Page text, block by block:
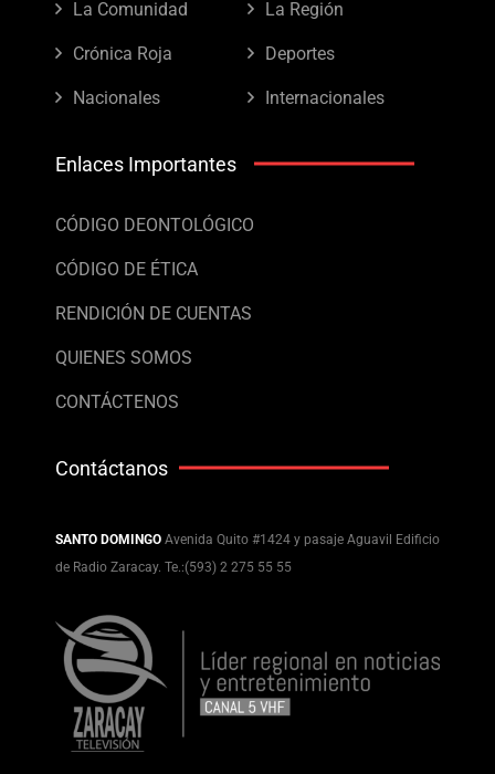
La Comunidad La Región
Crónica Roja Deportes
Nacionales Internacionales
Enlaces Importantes
CÓDIGO DEONTOLÓGICO
CÓDIGO DE ÉTICA
RENDICIÓN DE CUENTAS
QUIENES SOMOS
CONTÁCTENOS
Contáctanos
SANTO DOMINGO Avenida Quito #1424 y pasaje Aguavil Edificio
de Radio Zaracay. Te.:(593) 2 275 55 55